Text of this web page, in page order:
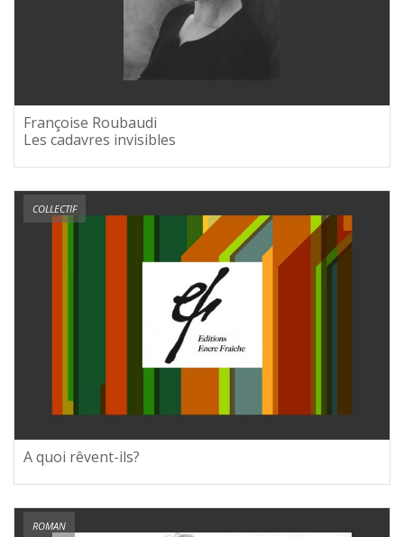
Françoise Roubaudi
Les cadavres invisibles
COLLECTIF
A quoi rêvent-ils?
ROMAN